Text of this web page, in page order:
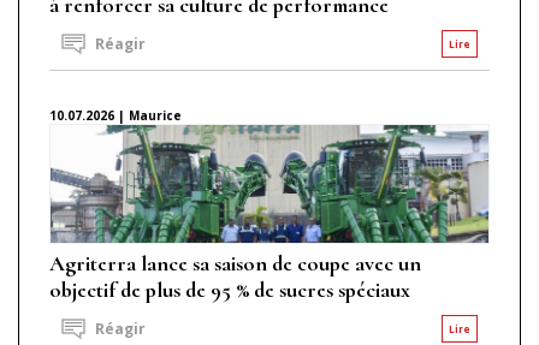
Lire
Réagir
10.07.2026 | Maurice
Agriterra lance sa saison de coupe avec un
objectif de plus de 95 % de sucres spéciaux
Lire
Réagir